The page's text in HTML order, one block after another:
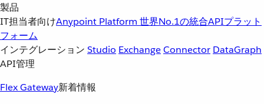
製品
IT担当者向けAnypoint Platform 世界No.1の統合APIプラット
フォーム
インテグレーション Studio ExchangeConnector DataGraph
API管理
Flex Gateway新着情報